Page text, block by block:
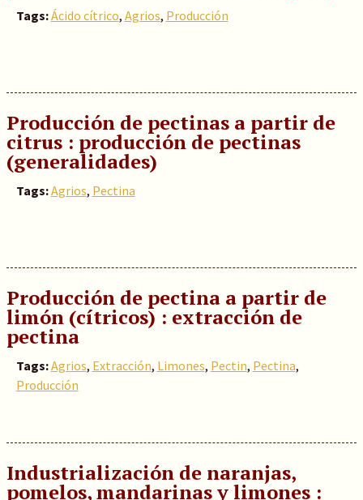
Tags:Ácido cítrico, Agrios, Producción
Producción de pectinas a partir de
citrus : producción de pectinas
(generalidades)
Tags:Agrios, Pectina
Producción de pectina a partir de
limón (cítricos) : extracción de
pectina
Tags:Agrios, Extracción, Limones, Pectin, Pectina,
Producción
Industrialización de naranjas,
pomelos, mandarinas y limones :